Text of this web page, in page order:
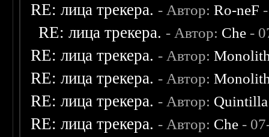
RE: лица трекера. - Автор:Ro-neF
RE: лица трекера. - Автор: Che -
RE: лица трекера. - Автор:
RE: лица трекера. - Автор:
RE: лица трекера. - Автор: Quintilla
RE: лица трекера. - Автор: Che -